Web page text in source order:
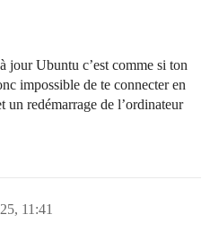
jour Ubuntu c’est comme si ton
impossible de te connecter en
un redémarrage de l’ordinateur
11:41